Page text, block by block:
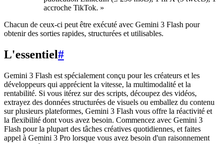
accroche TikTok. »
Chacun de ceux-ci peut être exécuté avec Gemini 3 Flash pour
obtenir des sorties rapides, structurées et utilisables.
L'essentiel#
Gemini 3 Flash est spécialement conçu pour les créateurs et les
développeurs qui apprécient la vitesse, la multimodalité et la
rentabilité. Si vous itérez sur des scripts, découpez des vidéos,
extrayez des données structurées de visuels ou emballez du contenu
sur plusieurs plateformes, Gemini 3 Flash vous offre la réactivité et
la flexibilité dont vous avez besoin. Commencez avec Gemini 3
Flash pour la plupart des tâches créatives quotidiennes, et faites
appel à Gemini 3 Pro lorsque vous avez besoin d'un raisonnement